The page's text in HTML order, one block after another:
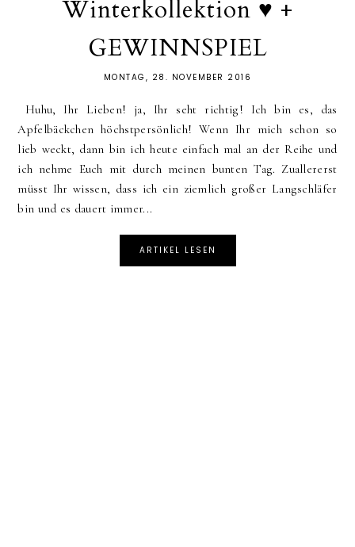
Winterkollektion ♥ +
GEWINNSPIEL
MONTAG, 28. NOVEMBER 2016
Huhu, Ihr Lieben! ja, Ihr seht richtig! Ich bin es, das
Apfelbäckchen höchstpersönlich! Wenn Ihr mich schon so
lieb weckt, dann bin ich heute einfach mal an der Reihe und
ich nehme Euch mit durch meinen bunten Tag. Zuallererst
müsst Ihr wissen, dass ich ein ziemlich großer Langschläfer
bin und es dauert immer...
ARTIKEL LESEN